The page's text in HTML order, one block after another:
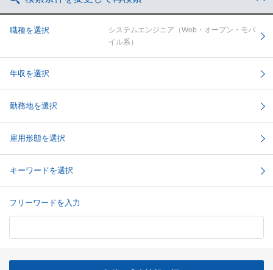
職種を選択
システムエンジニア（Web・オープン・モバ
イル系）
年収を選択
勤務地を選択
雇用形態を選択
キーワードを選択
フリーワードを入力